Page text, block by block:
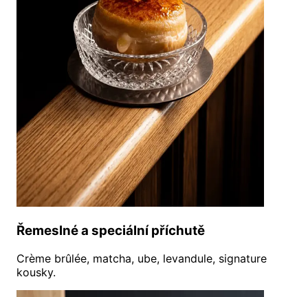
Řemeslné a speciální příchutě
Crème brûlée, matcha, ube, levandule, signature
kousky.